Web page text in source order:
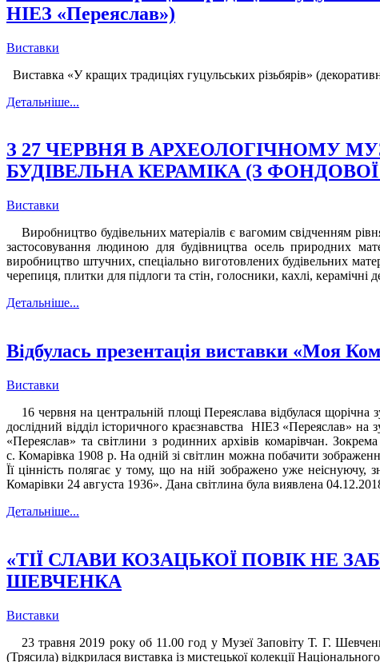
НІЕЗ «Переяслав»)
Виставки
Виставка «У кращих традиціях гуцульських різьбярів»
Детальніше...
З 27 ЧЕРВНЯ В АРХЕОЛОГІЧНОМУ
БУДІВЕЛЬНА КЕРАМІКА (З ФОНДОВОЇ
Виставки
Виробництво будівельних матеріалів є вагомим свідченням
застосовування людиною для будівництва осель природних
виробництво штучних, спеціально виготовлених будівельних
черепиця, плитки для підлоги та стін, голосники, кахлі, керамічні
Детальніше...
Відбулась презентація виставки «Моя
Виставки
16 червня на центральній площі Переяслава відбулася
дослідний відділ історичного краєзнавства НІЕЗ «Переяслав» на
«Переяслав» та світлини з родинних архівів комарівчан.
с. Комарівка 1908 р. На одній зі світлин можна побачити
Її цінність полягає у тому, що на ній зображено уже
Комарівки 24 августа 1936». Дана світлина була виявлена
Детальніше...
«ТІЇ СЛАВИ КОЗАЦЬКОЇ ПОВІК НЕ
ШЕВЧЕНКА
Виставки
23 травня 2019 року об 11.00 год у Музеї Заповіту Т. Г.
(Трясила) відкрилася виставка із мистецької колекції